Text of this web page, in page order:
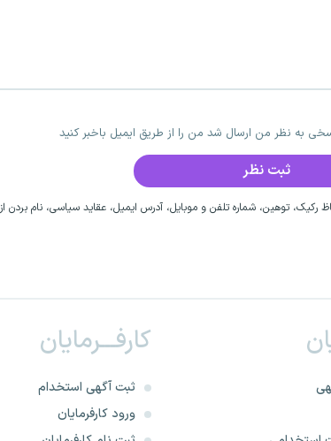
به نظر من ارسال شد من را از طریق ایمیل باخبر کنید
رکیک، توهین، شماره تلفن و موبایل، آدرس ایمیل، عقاید سیاسی، نام بردن
کارفـــرمایان
ثبت آگهی استخدام
ورود کارفرمایان